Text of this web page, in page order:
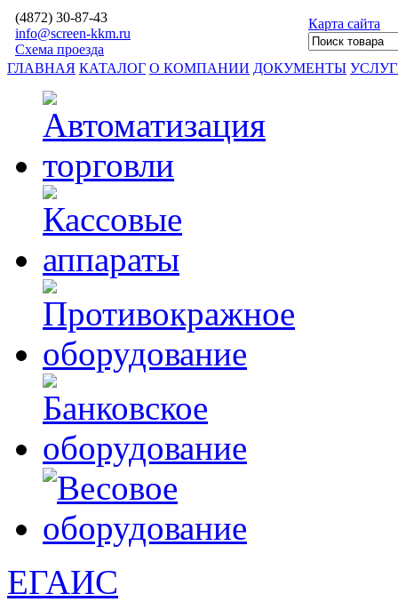
(4872) 30-87-43
info@screen-kkm.ru
Схема проезда
Карта сайта
ГЛАВНАЯ КАТАЛОГ О КОМПАНИИ ДОКУМЕНТЫ
ЕГАИС